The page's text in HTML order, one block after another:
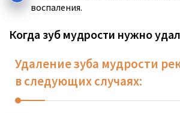
воспаления.
Когда зуб мудрости нужно
Удаление зуба мудрости
в следующих случаях: